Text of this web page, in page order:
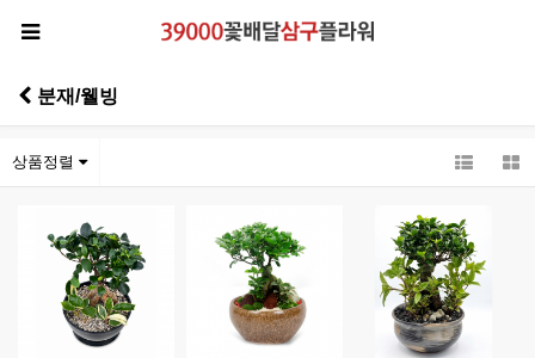
분재/웰빙
상품정렬